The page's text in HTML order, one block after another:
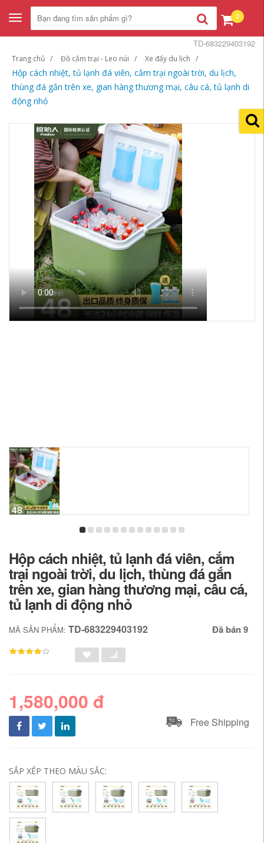
Toggle
navigation
0
Trang chủ Đồ cắm trại - Leo núi Xe đẩy du lịch
Hộp cách nhiệt, tủ lạnh đá viên, cắm trại ngoài trời, du lịch,
thùng đá gắn trên xe, gian hàng thương mại, câu cá, tủ lạnh di
động nhỏ
TD-683229403192
Hộp cách nhiệt, tủ lạnh đá viên, cắm
trại ngoài trời, du lịch, thùng đá gắn
trên xe, gian hàng thương mại, câu cá,
tủ lạnh di động nhỏ
MÃ SẢN PHẨM: TD-683229403192 Đã bán 9
1,580,000 đ
Free Shipping
SẮP XẾP THEO MÀU SẮC: